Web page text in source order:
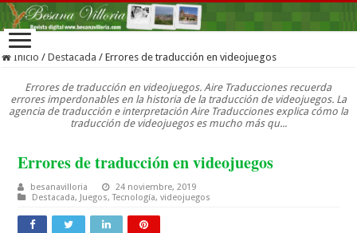
Inicio / Destacada / Errores de traducción en videojuegos
Errores de traducción en videojuegos. Aire Traducciones recuerda
errores imperdonables en la historia de la traducción de videojuegos. La
agencia de traducción e interpretación Aire Traducciones explica cómo la
traducción de videojuegos es mucho más qu...
Errores de traducción en videojuegos
besanavilloria
24 noviembre, 2019
Destacada, Juegos,Tecnología,videojuegos